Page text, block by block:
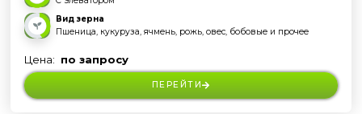
Вид зерна
Пшеница, кукуруза, ячмень, рожь, овес, бобовые и прочее
Цена: по запросу
ПЕРЕЙТИ